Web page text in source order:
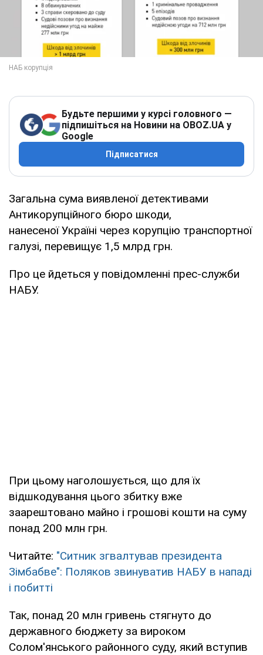
Будьте першими у курсі головного —
підпишіться на Новини на OBOZ.UA у
Google
Підписатися
Загальна сума виявленої детективами
Антикорупційного бюро шкоди,
нанесеної Україні через корупцію транспортної
галузі, перевищує 1,5 млрд грн.
Про це йдеться у повідомленні прес-служби
НАБУ.
При цьому наголошується, що для їх
відшкодування цього збитку вже
заарештовано майно і грошові кошти на суму
понад 200 млн грн.
Читайте: "Ситник згвалтував президента
Зімбабве": Поляков звинуватив НАБУ в нападі
і побитті
Так, понад 20 млн гривень стягнуто до
державного бюджету за вироком
Солом'янського районного суду, який вступив